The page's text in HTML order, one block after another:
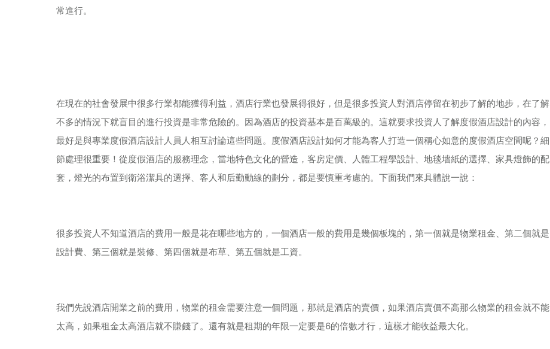
常進行。
在現在的社會發展中很多行業都能獲得利益，酒店行業也發展得很好，但是很多投資人對酒店停留在初步了解的地步，在了解
不多的情況下就盲目的進行投資是非常危險的。因為酒店的投資基本是百萬級的。這就要求投資人了解度假酒店設計的內容，
最好是與專業度假酒店設計人員人相互討論這些問題。度假酒店設計如何才能為客人打造一個稱心如意的度假酒店空間呢？細
節處理很重要！從度假酒店的服務理念，當地特色文化的營造，客房定價、人體工程學設計、地毯墻紙的選擇、家具燈飾的配
套，燈光的布置到衛浴潔具的選擇、客人和后勤動線的劃分，都是要慎重考慮的。下面我們來具體說一說：
很多投資人不知道酒店的費用一般是花在哪些地方的，一個酒店一般的費用是幾個板塊的，第一個就是物業租金、第二個就是
設計費、第三個就是裝修、第四個就是布草、第五個就是工資。
我們先說酒店開業之前的費用，物業的租金需要注意一個問題，那就是酒店的賣價，如果酒店賣價不高那么物業的租金就不能
太高，如果租金太高酒店就不賺錢了。還有就是租期的年限一定要是6的倍數才行，這樣才能收益最大化。